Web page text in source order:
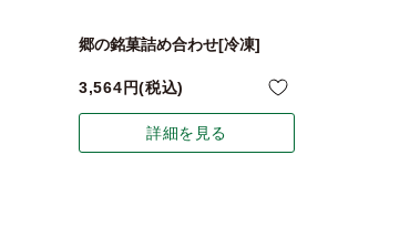
郷の銘菓詰め合わせ[冷凍]
3,564 税込
詳細を見る